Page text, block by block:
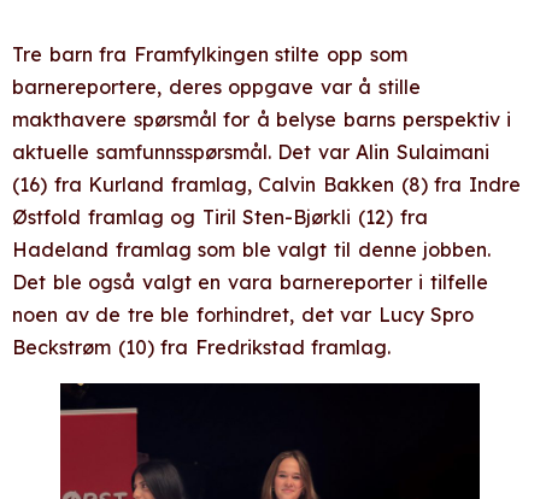
Tre barn fra Framfylkingen stilte opp som
barnereportere, deres oppgave var å stille
makthavere spørsmål for å belyse barns perspektiv i
aktuelle samfunnsspørsmål. Det var Alin Sulaimani
(16) fra Kurland framlag, Calvin Bakken (8) fra Indre
Østfold framlag og Tiril Sten-Bjørkli (12) fra
Hadeland framlag som ble valgt til denne jobben.
Det ble også valgt en vara barnereporter i tilfelle
noen av de tre ble forhindret, det var Lucy Spro
Beckstrøm (10) fra Fredrikstad framlag.